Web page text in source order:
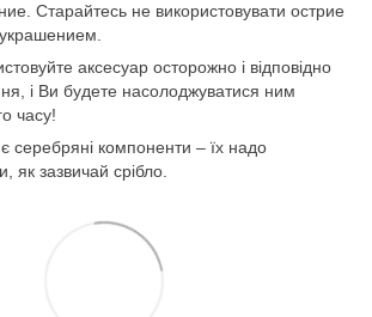
Старайтесь не використовувати острие
аксесуар осторожно і відповідно
і Ви будете насолоджуватися ним
часу!
серебряні компоненти – їх надо
як зазвичай срібло.